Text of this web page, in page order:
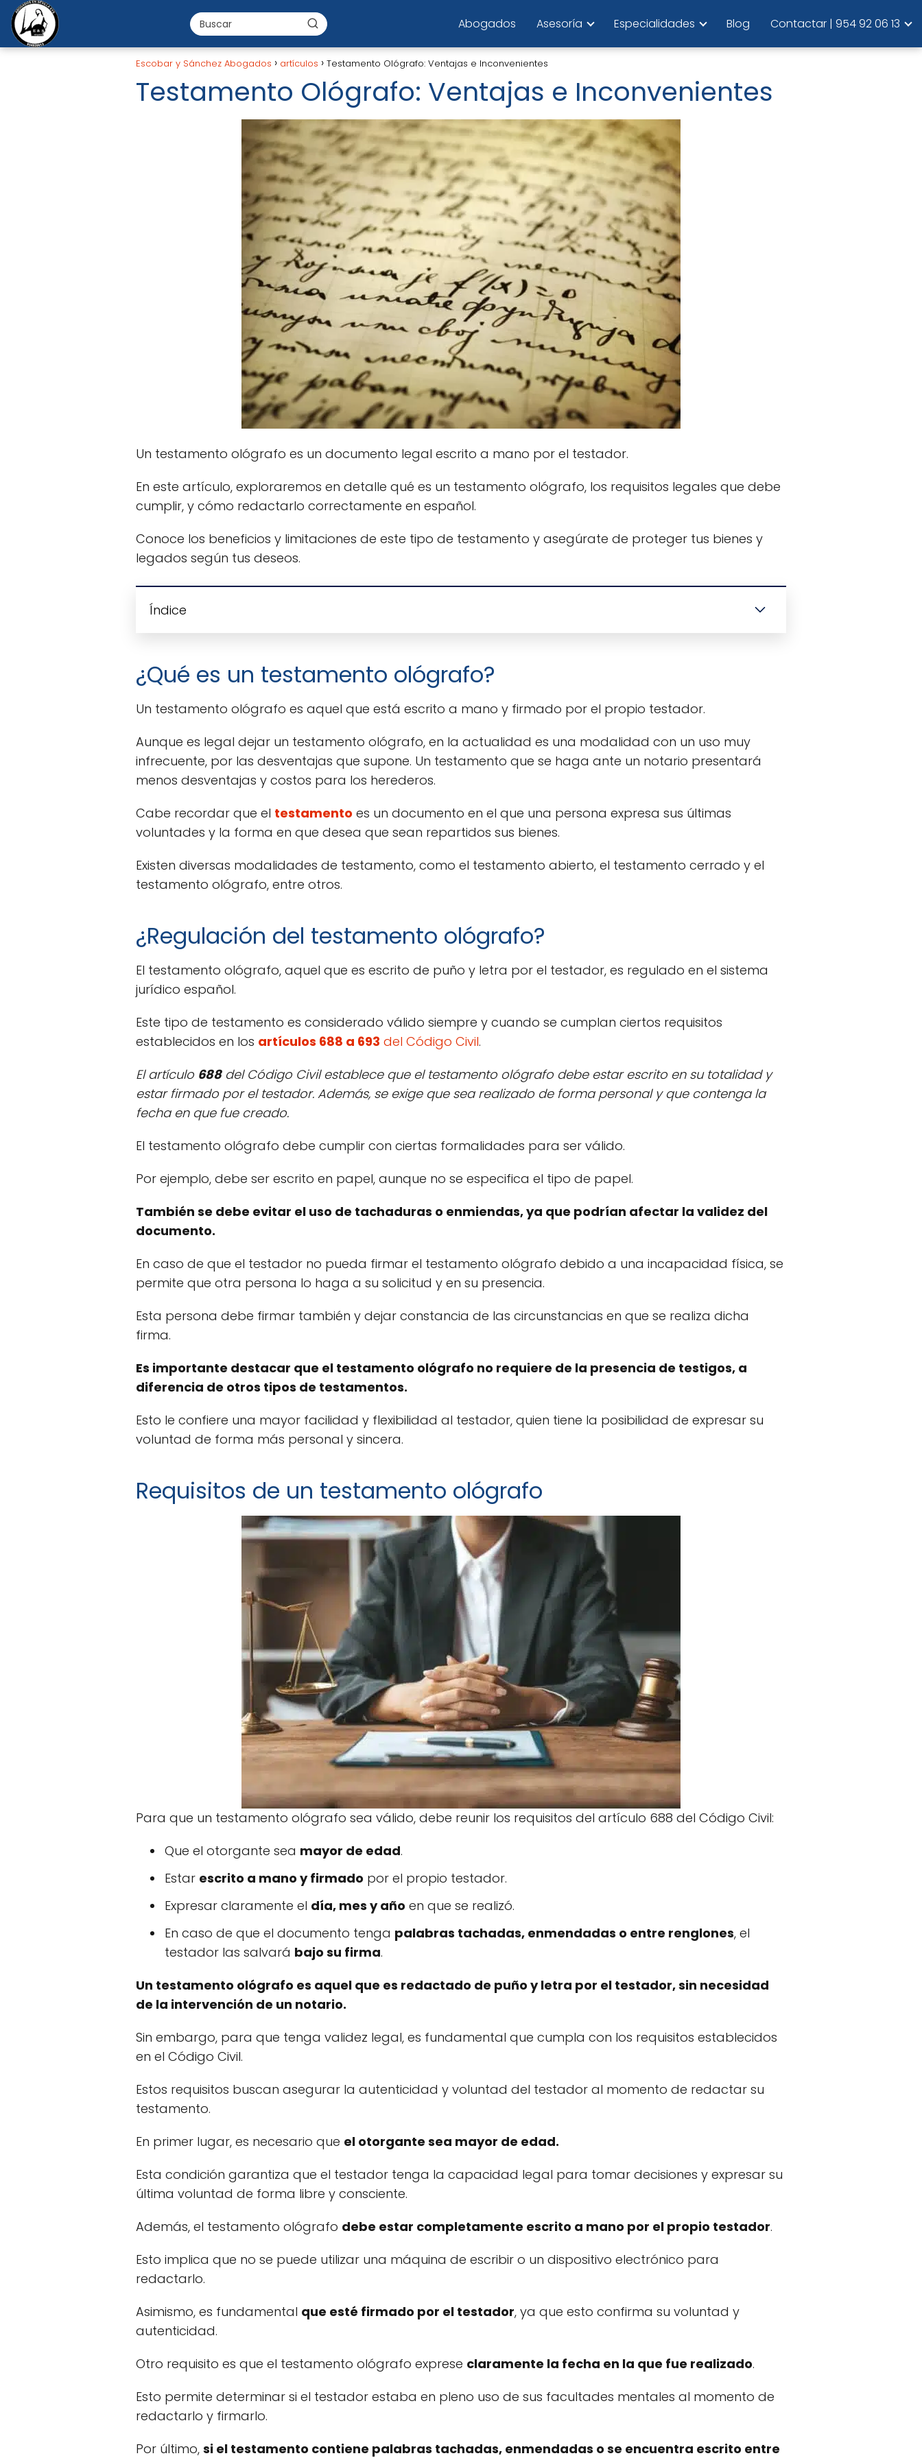
Abogados Asesoría Especialidades Blog Contactar | 954 92 06 13
Escobar y Sánchez Abogados artículos Testamento Ológrafo: Ventajas e Inconvenientes
Testamento Ológrafo: Ventajas e Inconvenientes
Un testamento ológrafo es un documento legal escrito a mano por el testador.
En este artículo, exploraremos en detalle qué es un testamento ológrafo, los requisitos legales que debe
cumplir, y cómo redactarlo correctamente en español.
Conoce los beneficios y limitaciones de este tipo de testamento y asegúrate de proteger tus bienes y
legados según tus deseos.
Índice
¿Qué es un testamento ológrafo?
Un testamento ológrafo es aquel que está escrito a mano y firmado por el propio testador.
Aunque es legal dejar un testamento ológrafo, en la actualidad es una modalidad con un uso muy
infrecuente, por las desventajas que supone. Un testamento que se haga ante un notario presentará
menos desventajas y costos para los herederos.
Cabe recordar que el testamento es un documento en el que una persona expresa sus últimas
voluntades y la forma en que desea que sean repartidos sus bienes.
Existen diversas modalidades de testamento, como el testamento abierto, el testamento cerrado y el
testamento ológrafo, entre otros.
¿Regulación del testamento ológrafo?
El testamento ológrafo, aquel que es escrito de puño y letra por el testador, es regulado en el sistema
jurídico español.
Este tipo de testamento es considerado válido siempre y cuando se cumplan ciertos requisitos
establecidos en los artículos 688 a 693 del Código Civil.
El artículo 688del Código Civil establece que el testamento ológrafo debe estar escrito en su totalidad y
estar firmado por el testador. Además, se exige que sea realizado de forma personal y que contenga la
fecha en que fue creado.
El testamento ológrafo debe cumplir con ciertas formalidades para ser válido.
Por ejemplo, debe ser escrito en papel, aunque no se especifica el tipo de papel.
También se debe evitar el uso de tachaduras o enmiendas, ya que podrían afectar la validez del
documento.
En caso de que el testador no pueda firmar el testamento ológrafo debido a una incapacidad física, se
permite que otra persona lo haga a su solicitud y en su presencia.
Esta persona debe firmar también y dejar constancia de las circunstancias en que se realiza dicha
firma.
Es importante destacar que el testamento ológrafo no requiere de la presencia de testigos, a
diferencia de otros tipos de testamentos.
Esto le confiere una mayor facilidad y flexibilidad al testador, quien tiene la posibilidad de expresar su
voluntad de forma más personal y sincera.
Requisitos de un testamento ológrafo
Para que un testamento ológrafo sea válido, debe reunir los requisitos del artículo 688 del Código Civil:
Que el otorgante sea mayor de edad.
Estar escrito a mano y firmado por el propio testador.
Expresar claramente el día, mes y año en que se realizó.
En caso de que el documento tenga palabras tachadas, enmendadas o entre renglones, el
testador las salvará bajo su firma.
Un testamento ológrafo es aquel que es redactado de puño y letra por el testador, sin necesidad
de la intervención de un notario.
Sin embargo, para que tenga validez legal, es fundamental que cumpla con los requisitos establecidos
en el Código Civil.
Estos requisitos buscan asegurar la autenticidad y voluntad del testador al momento de redactar su
testamento.
En primer lugar, es necesario que el otorgante sea mayor de edad.
Esta condición garantiza que el testador tenga la capacidad legal para tomar decisiones y expresar su
última voluntad de forma libre y consciente.
Además, el testamento ológrafo debe estar completamente escrito a mano por el propio testador.
Esto implica que no se puede utilizar una máquina de escribir o un dispositivo electrónico para
redactarlo.
Asimismo, es fundamental que esté firmado por el testador, ya que esto confirma su voluntad y
autenticidad.
Otro requisito es que el testamento ológrafo exprese claramente la fecha en la que fue realizado.
Esto permite determinar si el testador estaba en pleno uso de sus facultades mentales al momento de
redactarlo y firmarlo.
Por último, si el testamento contiene palabras tachadas, enmendadas o se encuentra escrito entre